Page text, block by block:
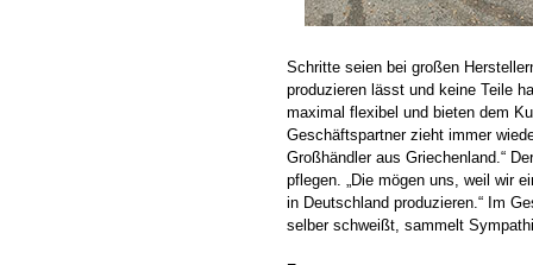
Schritte seien bei großen
produzieren lässt und keine Teile
maximal flexibel und bieten dem
Geschäftspartner zieht immer
Großhändler aus Griechenland.“
pflegen. „Die mögen uns, weil wir
in Deutschland produzieren.“ Im
selber schweißt, sammelt